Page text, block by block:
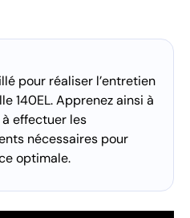
pour réaliser l’entretien
140EL. Apprenez ainsi à
effectuer les
nécessaires pour
optimale.